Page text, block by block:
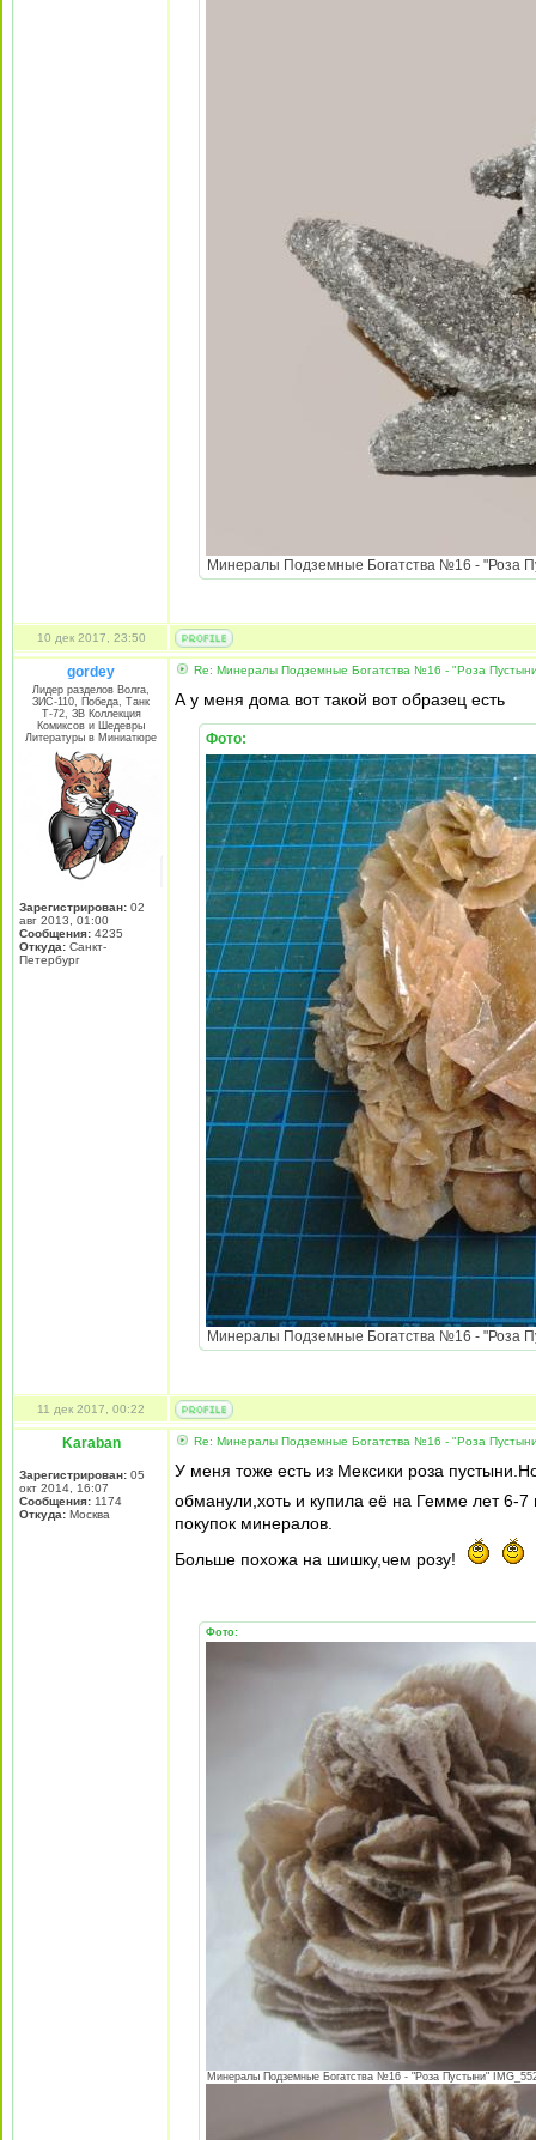
Минералы Подземные Богатства №16 - "Роза
10 дек 2017, 23:50
gordey
Лидер разделов Волга,
ЗИС-110, Победа, Танк
Т-72, ЗВ Коллекция
Комиксов и Шедевры
Литературы в Миниатюре
Зарегистрирован: 02
авг 2013, 01:00
Сообщения: 4235
Откуда: Санкт-
Петербург
Re: Минералы Подземные Богатства №16 - "Роза
А у меня дома вот такой вот образец есть
Фото:
Минералы Подземные Богатства №16 - "Роза
11 дек 2017, 00:22
Karaban
Зарегистрирован: 05
окт 2014, 16:07
Сообщения: 1174
Откуда: Москва
Re: Минералы Подземные Богатства №16 - "Роза
У меня тоже есть из Мексики роза
обманули,хоть и купила её на Гемме лет
покупок минералов.
Больше похожа на шишку,чем розу!
Фото:
Минералы Подземные Богатства №16 - "Роза Пустыни"